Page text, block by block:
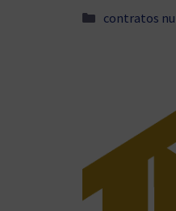
Categorías
contratos